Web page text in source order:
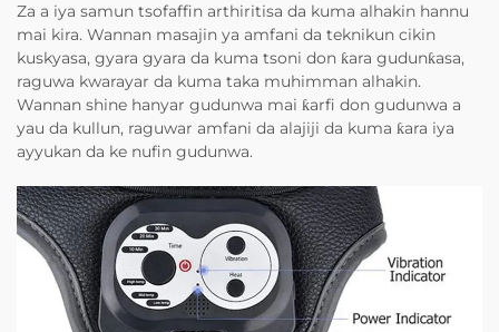
Za a iya samun tsofaffin arthiritisa da kuma alhakin hannu
mai kira. Wannan masajin ya amfani da teknikun cikin
kuskyasa, gyara gyara da kuma tsoni don ƙara gudunƙasa,
raguwa kwarayar da kuma taka muhimman alhakin.
Wannan shine hanyar gudunwa mai ƙarfi don gudunwa a
yau da kullun, raguwar amfani da alajiji da kuma ƙara iya
ayyukan da ke nufin gudunwa.